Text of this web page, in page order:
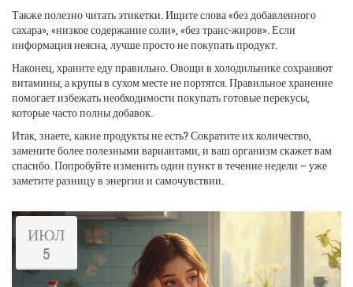
Также полезно читать этикетки. Ищите слова «без добавленного
сахара», «низкое содержание соли», «без транс‑жиров». Если
информация неясна, лучше просто не покупать продукт.
Наконец, храните еду правильно. Овощи в холодильнике сохраняют
витамины, а крупы в сухом месте не портятся. Правильное хранение
помогает избежать необходимости покупать готовые перекусы,
которые часто полны добавок.
Итак, знаете, какие продукты не есть? Сократите их количество,
замените более полезными вариантами, и ваш организм скажет вам
спасибо. Попробуйте изменить один пункт в течение недели – уже
заметите разницу в энергии и самочувствии.
ИЮЛ
5